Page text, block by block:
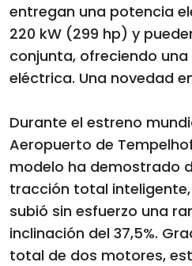
entregan una potencia
220 kW (299 hp) y
conjunta, ofreciendo
eléctrica. Una novedad
Durante el estreno
Aeropuerto de
modelo ha demostrado
tracción total inteligente,
subió sin esfuerzo una
inclinación del 37,5%.
total de dos motores,